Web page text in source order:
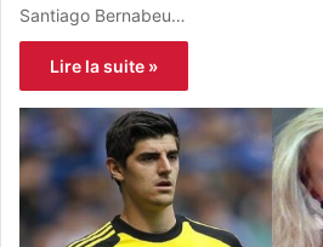
Santiago Bernabeu…
Lire la suite »